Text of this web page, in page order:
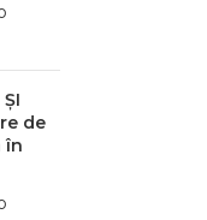
de
în